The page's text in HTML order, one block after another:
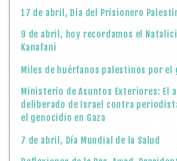
17 de abril, Día del Prisionero
9 de abril, hoy recordamos el
Kanafani
Miles de huérfanos palestinos por
Ministerio de Asuntos Exteriores: El
deliberado de Israel contra
el genocidio en Gaza
7 de abril, Día Mundial de la Salud